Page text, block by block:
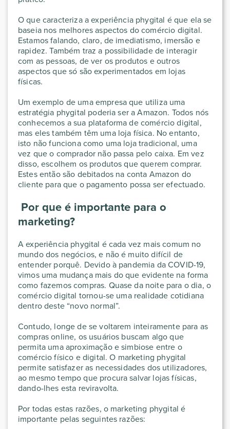
O que caracteriza a experiência phygital é que ela se
baseia nos melhores aspectos do comércio digital.
Estamos falando, claro, de imediatismo, imersão e
rapidez. Também traz a possibilidade de interagir
com as pessoas, de ver os produtos e outros
aspectos que só são experimentados em lojas
físicas.
Um exemplo de uma empresa que utiliza uma
estratégia phygital poderia ser a Amazon. Todos nós
conhecemos a sua plataforma de comércio digital,
mas eles também têm uma loja física. No entanto,
isto não funciona como uma loja tradicional, uma
vez que o comprador não passa pelo caixa. Em vez
disso, escolhem os produtos que querem comprar.
Estes então são debitados na conta Amazon do
cliente para que o pagamento possa ser efectuado.
Por que é importante para o
marketing?
A experiência phygital é cada vez mais comum no
mundo dos negócios, e não é muito difícil de
entender porquê. Devido à pandemia da COVID-19,
vimos uma mudança mais do que evidente na forma
como fazemos compras. Quase da noite para o dia, o
comércio digital tornou-se uma realidade cotidiana
dentro deste “novo normal”.
Contudo, longe de se voltarem inteiramente para as
compras online, os usuários buscam algo que
permita uma aproximação e simbiose entre o
comércio físico e digital. O marketing phygital
permite satisfazer as necessidades dos utilizadores,
ao mesmo tempo que procura salvar lojas físicas,
dando-lhes esta reviravolta.
Por todas estas razões, o marketing phygital é
importante pelas seguintes razões: